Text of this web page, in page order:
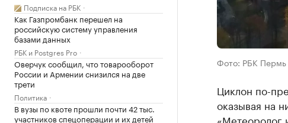
Подписка на РБК
Как Газпромбанк перешел на
российскую систему управления
базами данных
РБК и Postgres Pro
Оверчук сообщил, что товарооборот
России и Армении снизился на две
трети
Политика
В вузы по квоте прошли почти 42 тыс.
участников спецоперации и их детей
Фото: РБК Пермь
Циклон по-
оказывая на
«Метеоролог